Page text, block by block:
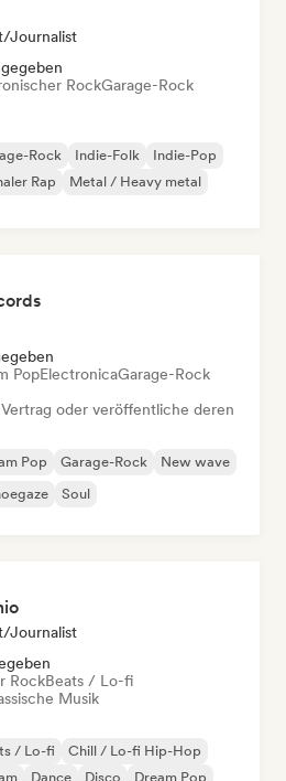
Journalist
RockGarage-Rock
Rock Indie-Folk
Indie-Pop
Rap
Metal / Heavy metal
PopElectronicaGarage-Rock
oder veröffentliche deren
Pop Garage-Rock
New wave
Soul
Journalist
RockBeats / Lo-fi
Musik
/ Lo-fi
Chill / Lo-fi Hip-Hop
Dance Disco
Dream Pop